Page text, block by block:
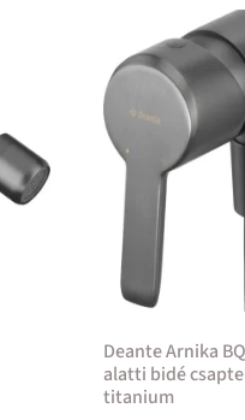
Deante Arnika
alatti bidé
titanium